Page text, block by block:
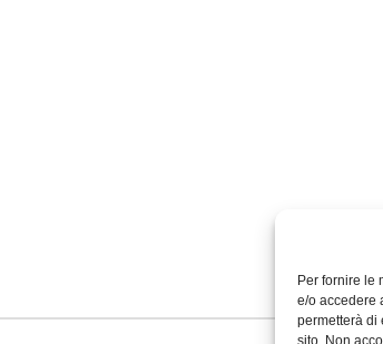
Per fornire le
e/o accedere
permetterà di
sito. Non